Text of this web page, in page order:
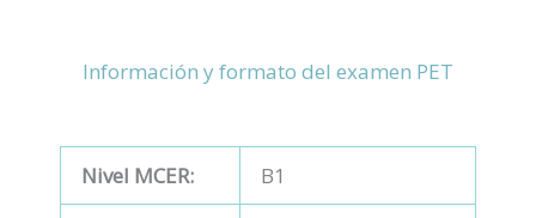
Información y formato del examen PET
Nivel MCER: B1